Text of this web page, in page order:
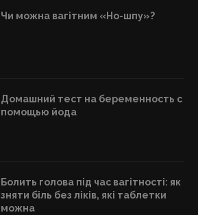
Чи можна вагітним «Но-шпу»?
Домашний тест на беременность с
помощью йода
Болить голова під час вагітності: як
зняти біль без ліків, які таблетки
можна